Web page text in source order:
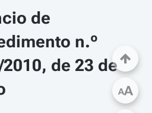
de
n.º
de 23 de
AA